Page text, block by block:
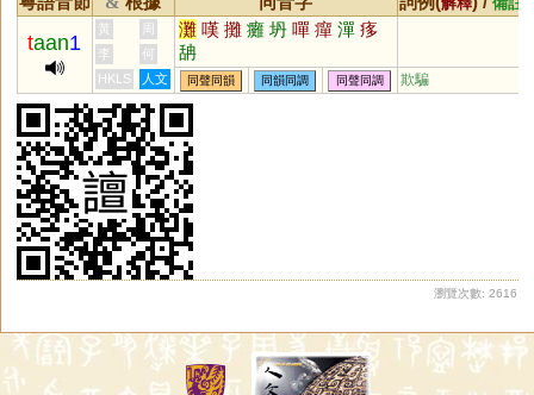
taan1
黃 周 灘 嘆 攤 癱 坍 嘽 癉 潬 痑
舑
李
何
HKLS
人文 同聲同韻 同韻同調 同聲同調 欺騙
瀏覽次數: 2616